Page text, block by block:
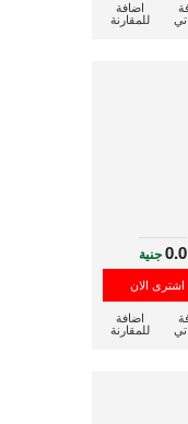
اضافة
للمقارنة
0.0جنية
اضافة
للمقارنة